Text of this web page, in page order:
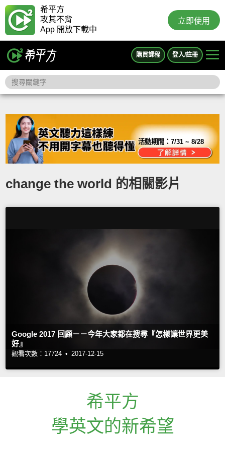
希平方
攻其不背
App 開放下載中
立即使用
購買課程 登入/註冊
活動期間：7/31 ~ 8/28
change the world 的相關影片
Google 2017 回顧－－今年大家都在搜尋『怎樣讓世界更美
好』
觀看次數：17724 • 2017-12-15
希平方
學英文的新希望